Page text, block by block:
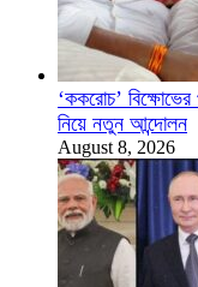
‘ককরোচ’ বিক্ষোভের
নিয়ে নতুন আন্দোলন
August 8, 2026